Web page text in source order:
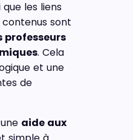
les liens
contenus sont
professeurs
. Cela
et une
de
aide aux